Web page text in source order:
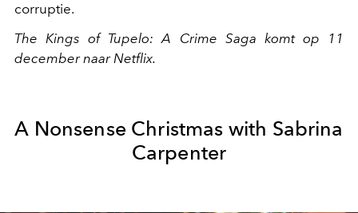
corruptie.
The Kings of Tupelo: A Crime Saga komt op 11
december naar Netflix.
A Nonsense Christmas with Sabrina
Carpenter